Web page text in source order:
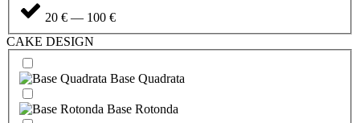
20 € — 100 €
CAKE DESIGN
Base Quadrata
Base Rotonda